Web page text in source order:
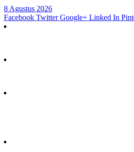
8 Agustus 2026
Facebook Twitter Google+ Linked In